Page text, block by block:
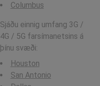
Columbus
Sjáðu einnig umfang 3G /
4G / 5G farsímanetsins á
þínu svæði:
Houston
San Antonio